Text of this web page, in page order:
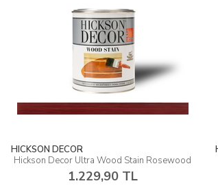
HICKSON DECOR
Hickson Decor Ultra Wood Stain Rosewood
1.229,90 TL